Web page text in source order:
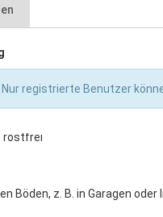
rostfrei
Böden, z. B. in Garagen oder
Nur registrierte Benutzer